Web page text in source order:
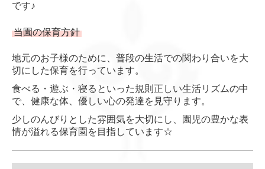
です♪
当園の保育方針
地元のお子様のために、普段の生活での関わり合いを大
切にした保育を行っています。
食べる・遊ぶ・寝るといった規則正しい生活リズムの中
で、健康な体、優しい心の発達を見守ります。
少しのんびりとした雰囲気を大切にし、園児の豊かな表
情が溢れる保育園を目指しています☆